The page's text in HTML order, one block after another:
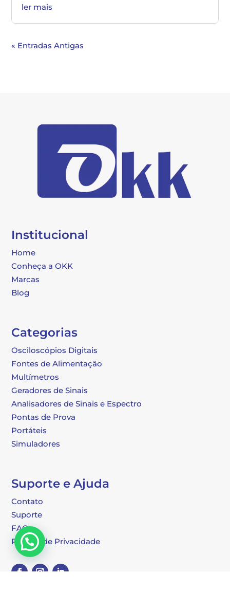
ler mais
« Entradas Antigas
Institucional
Home
Conheça a OKK
Marcas
Blog
Categorias
Osciloscópios Digitais
Fontes de Alimentação
Multímetros
Geradores de Sinais
Analisadores de Sinais e Espectro
Pontas de Prova
Portáteis
Simuladores
Suporte e Ajuda
Contato
Suporte
FAQ
Política de Privacidade